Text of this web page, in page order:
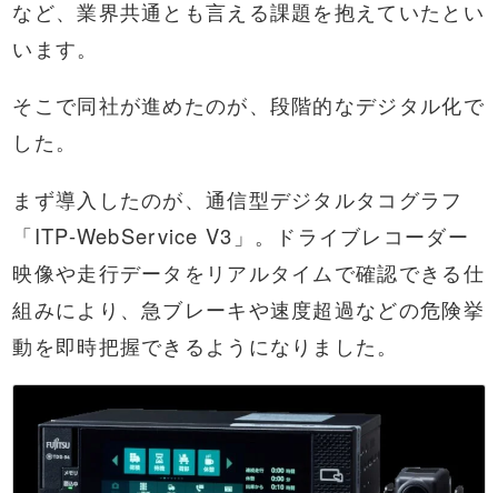
など、業界共通とも言える課題を抱えていたとい
います。
そこで同社が進めたのが、段階的なデジタル化で
した。
まず導入したのが、通信型デジタルタコグラフ
「ITP-WebService V3」。ドライブレコーダー
映像や走行データをリアルタイムで確認できる仕
組みにより、急ブレーキや速度超過などの危険挙
動を即時把握できるようになりました。